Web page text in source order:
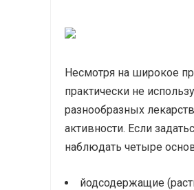
Несмотря на широкое
практически не
разнообразных
активности. Если
наблюдать четыре
йодсодержащие